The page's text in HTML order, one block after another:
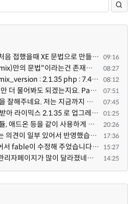
네, 감사합니다. 저는 xe 처음 접했을때 XE 문법으로 만들었다고 해서 xe코드들이 php와 전혀 다른것 같이 ... 09:16
php 코드에서 "XE(Rhymix)만의 문법"이라는건 존재하지도 않고 별도의 인터프리터를 만들지 않는한 쓸 수도 ... 08:27
관리자 서버 보기 에 rhymix_version : 2.1.35 php : 7.4.3 (64-bit) db.type : mysql (innodb, utf8mb4) db... 08:12
와우..감사합니다. 한가지만 더 물어봐도 되겠는지요. Password.php 파일안에 클래스와 함수들은 순수 php ... 07:51
감사합니다. 구글이 답변을 잘해주네요. 저는 지금까지 md5 에 머물러 있었네요. md5는 구석기 알고리즘이 ... 07:45
그동안 챚지피티의 도움 받아 라이믹스 2.1.35 로 업그레이드 잘 한 것은 부인할 수 없는 사실입니다. 그런... 01:25
한가지 테마에 다양한 모듈, 애드온 등을 같이 사용하게 되면 의외로 어려운게 일관성이 있는 디자인의 유지... 20:26
관리자 사용이 불편하다는 의견이 일부 있어서 반영했습니다 ㅎㅎ 8.4이상도 지원될 수 있도록 10.5.2 혹은 ... 17:36
faq 형태에서 오류가 있어서 fable이 수정해 주었습니다. 참고하세요. 증상 FAQ형 목록에서 항목을 펼치면 ... 15:27
최근에 업데이트했는데 관리자페이지가 많이 달라졌네요 여기서 모듈 설치하려고 하니 php 8.4.14버전이라 8... 14:25